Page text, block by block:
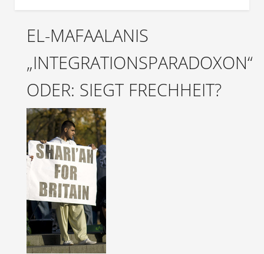
EL-MAFAALANIS
„INTEGRATIONSPARADOXON“
ODER: SIEGT FRECHHEIT?